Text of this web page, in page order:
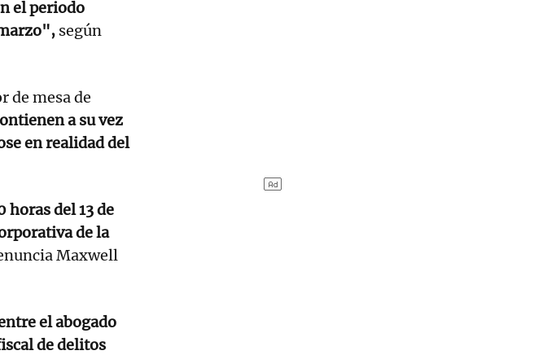
el periodo
según
de mesa de
a su vez
en realidad del
del 13 de
de la
Maxwell
el abogado
de delitos